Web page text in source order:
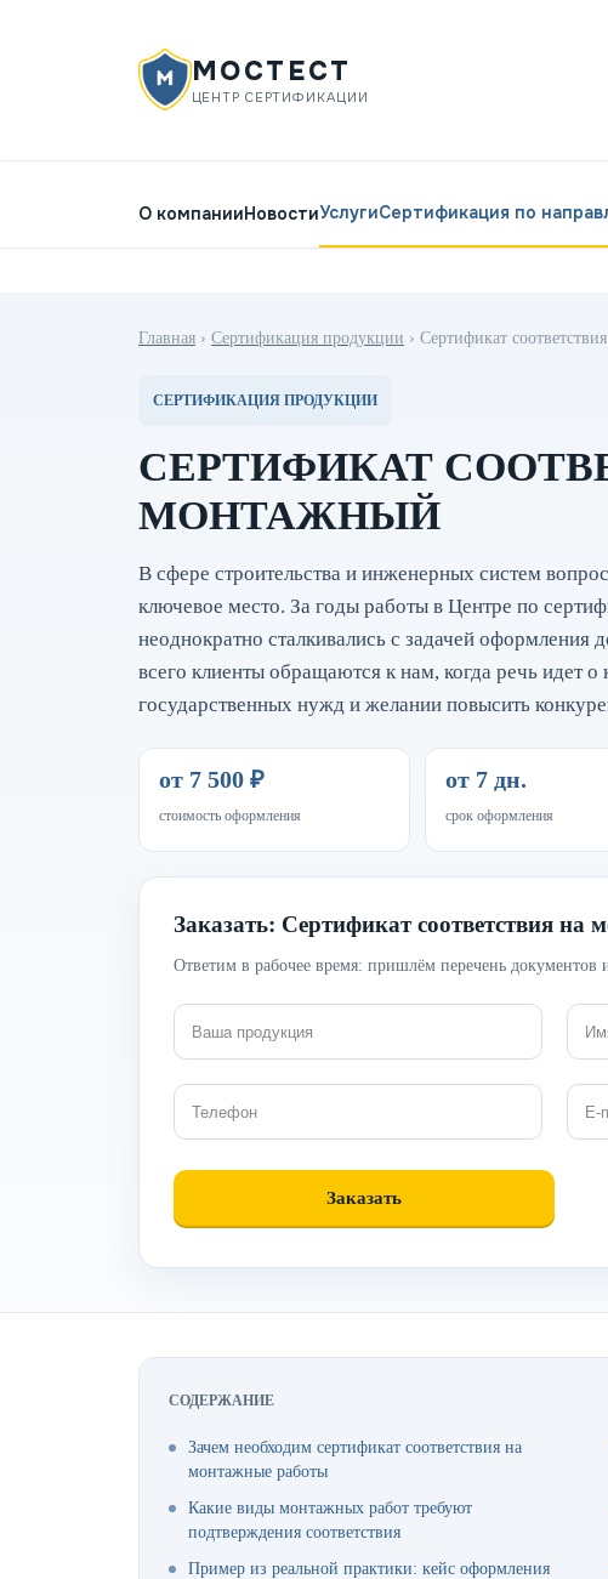
МОСТЕСТ
ЦЕНТР СЕРТИФИКАЦИИ
О компанииНовостиУслугиСертификация по
Главная › Сертификация продукции › Сертификат
СЕРТИФИКАЦИЯ ПРОДУКЦИИ
СЕРТИФИКАТ
МОНТАЖНЫЙ
В сфере строительства и инженерных систем
ключевое место. За годы работы в Центре по
неоднократно сталкивались с задачей
всего клиенты обращаются к нам, когда речь идет
государственных нужд и желании повысить
от 7 500 ₽
стоимость оформления
от 7 дн.
срок оформления
Заказать: Сертификат соответствия на
Ответим в рабочее время: пришлём перечень документов
СОДЕРЖАНИЕ
Зачем необходим сертификат соответствия на
монтажные работы
Какие виды монтажных работ требуют
подтверждения соответствия
Пример из реальной практики: кейс оформления